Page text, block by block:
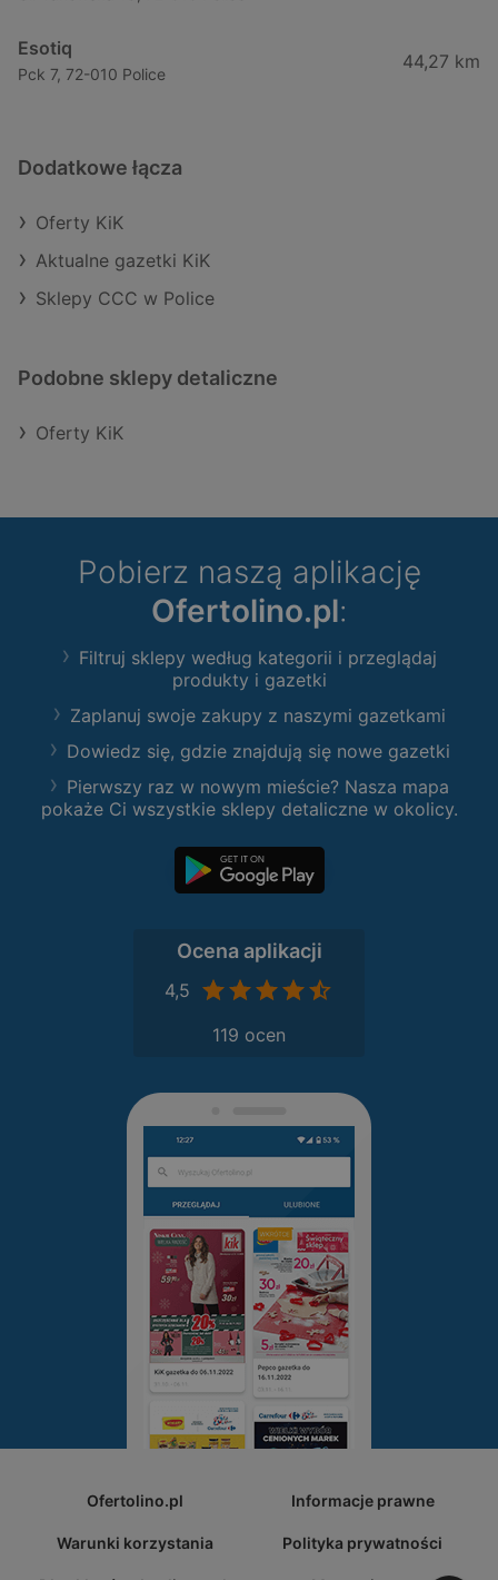
Esotiq
Pck 7, 72-010 Police
44,27 km
Dodatkowe łącza
Oferty KiK
Aktualne gazetki KiK
Sklepy CCC w Police
Podobne sklepy detaliczne
Oferty KiK
Pobierz naszą aplikację
Ofertolino.pl:
Filtruj sklepy według kategorii i przeglądaj
produkty i gazetki
Zaplanuj swoje zakupy z naszymi gazetkami
Dowiedz się, gdzie znajdują się nowe gazetki
Pierwszy raz w nowym mieście? Nasza mapa
pokaże Ci wszystkie sklepy detaliczne w okolicy.
Ocena aplikacji
4,5
119 ocen
Ofertolino.pl Informacje prawne
Warunki korzystania Polityka prywatności